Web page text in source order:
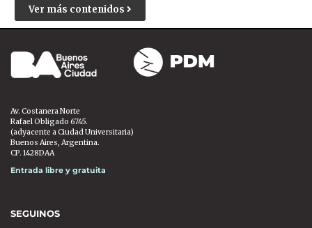
Ver más contenidos
Av. Costanera Norte
Rafael Obligado 6745.
(adyacente a Ciudad Universitaria)
Buenos Aires, Argentina.
CP. 1428DAA
Entrada libre y gratuita
SEGUINOS